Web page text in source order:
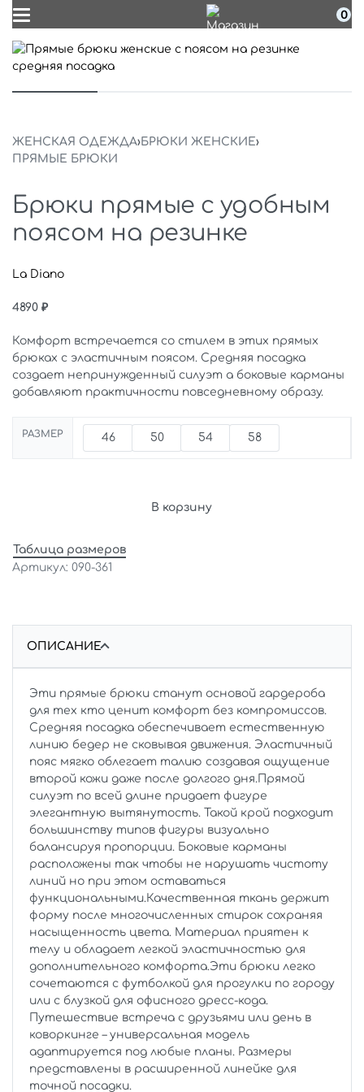
0
ЖЕНСКАЯ ОДЕЖДА›БРЮКИ ЖЕНСКИЕ›
ПРЯМЫЕ БРЮКИ
Брюки прямые с удобным
поясом на резинке
La Diano
4890 ₽
Комфорт встречается со стилем в этих прямых
брюках с эластичным поясом. Средняя посадка
создает непринужденный силуэт а боковые карманы
добавляют практичности повседневному образу.
РАЗМЕР 46 50 54 58
В корзину
Таблица размеров
090-361
ОПИСАНИЕ
Эти прямые брюки станут основой гардероба
для тех кто ценит комфорт без компромиссов.
Средняя посадка обеспечивает естественную
линию бедер не сковывая движения. Эластичный
пояс мягко облегает талию создавая ощущение
второй кожи даже после долгого дня.Прямой
силуэт по всей длине придает фигуре
элегантную вытянутость. Такой крой подходит
большинству типов фигуры визуально
балансируя пропорции. Боковые карманы
расположены так чтобы не нарушать чистоту
линий но при этом оставаться
функциональными.Качественная ткань держит
форму после многочисленных стирок сохраняя
насыщенность цвета. Материал приятен к
телу и обладает легкой эластичностью для
дополнительного комфорта.Эти брюки легко
сочетаются с футболкой для прогулки по городу
или с блузкой для офисного дресс-кода.
Путешествие встреча с друзьями или день в
коворкинге – универсальная модель
адаптируется под любые планы. Размеры
представлены в расширенной линейке для
точной посадки.